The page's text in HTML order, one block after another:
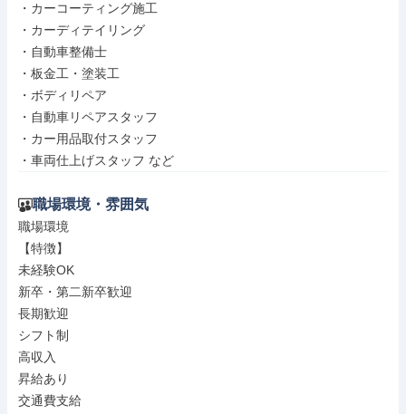
・カーコーティング施工
・カーディテイリング
・自動車整備士
・板金工・塗装工
・ボディリペア
・自動車リペアスタッフ
・カー用品取付スタッフ
・車両仕上げスタッフ など
職場環境・雰囲気
職場環境
【特徴】
未経験OK
新卒・第二新卒歓迎
長期歓迎
シフト制
高収入
昇給あり
交通費支給